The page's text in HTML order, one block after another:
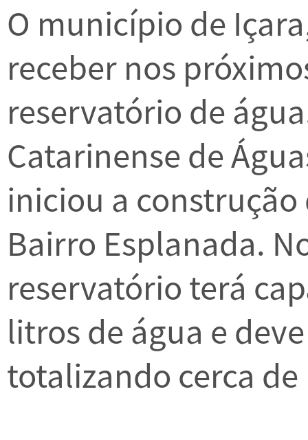
O município de
receber nos
reservatório de
Catarinense de
iniciou a
Bairro Esplanada.
reservatório terá
litros de água e
totalizando cerca